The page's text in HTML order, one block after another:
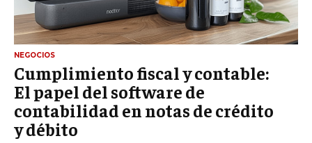
NEGOCIOS
Cumplimiento fiscal y contable:
El papel del software de
contabilidad en notas de crédito
y débito